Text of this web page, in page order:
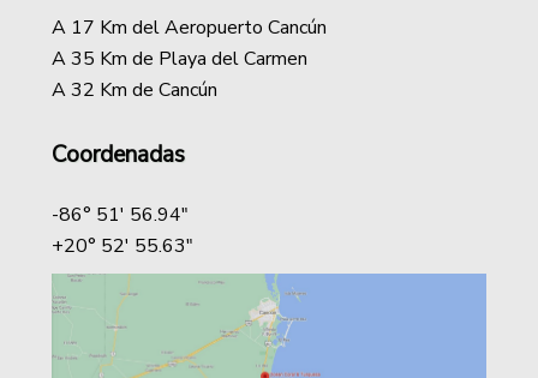
A 17 Km del Aeropuerto Cancún
A 35 Km de Playa del Carmen
A 32 Km de Cancún
Coordenadas
-86° 51' 56.94"
+20° 52' 55.63"